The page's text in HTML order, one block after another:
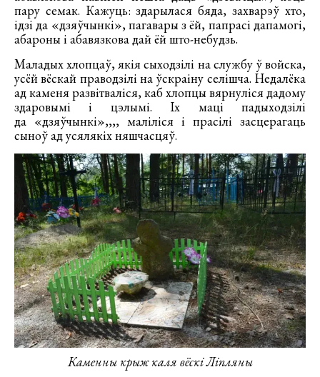
пару семак. Кажуць: здарылася бяда, захварэў хто,
ідзі да «дзяўчынкі», пагавары з ёй, папрасі дапамогі,
абароны і абавязкова дай ёй што-небудзь.
Маладых хлопцаў, якія сыходзілі на службу ў войска,
усёй вёскай праводзілі на ўскраіну селішча. Недалёка
ад каменя развітваліся, каб хлопцы вярнуліся дадому
здаровымі і цэлымі. Іх маці падыходзілі
да «дзяўчынкі»,,,, маліліся і прасілі засцерагаць
сыноў ад усялякіх няшчасцяў.
Каменны крыж каля вёскі Ліпляны